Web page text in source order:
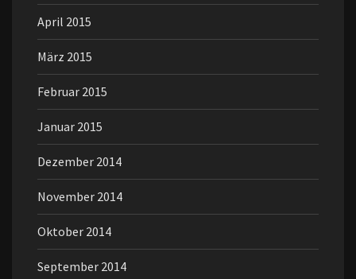
April 2015
März 2015
Februar 2015
Januar 2015
Dezember 2014
November 2014
Oktober 2014
September 2014